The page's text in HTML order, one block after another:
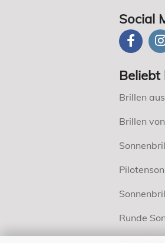
Social
Beliebt
Brillen
Brillen
Runde